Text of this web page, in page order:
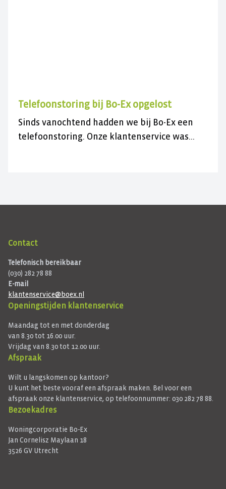
Telefoonstoring bij Bo-Ex opgelost
Sinds vanochtend hadden we bij Bo-Ex een
telefoonstoring. Onze klantenservice was
Contact
Telefonisch bereikbaar
(030) 282 78 88
E-mail
klantenservice@boex.nl
Openingstijden klantenservice
Maandag tot en met donderdag
van 8.30 tot 16.00 uur.
Vrijdag van 8.30 tot 12.00 uur.
Afspraak
Wilt u langskomen op kantoor?
U kunt het beste vooraf een afspraak maken. Bel voor een
afspraak onze klantenservice, op telefoonnummer: 030 282 78 88.
Bezoekadres
Woningcorporatie Bo-Ex
Jan Cornelisz Maylaan 18
3526 GV Utrecht